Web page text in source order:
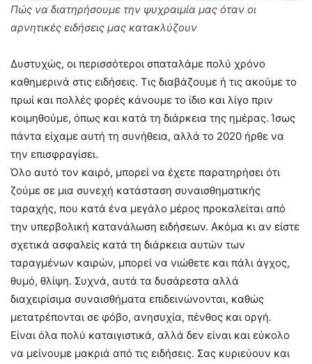
Πώς να διατηρήσουμε την ψυχραιμία μας όταν οι
αρνητικές ειδήσεις μας κατακλύζουν
Δυστυχώς, οι περισσότεροι σπαταλάμε πολύ χρόνο
καθημερινά στις ειδήσεις. Τις διαβάζουμε ή τις ακούμε το
πρωί και πολλές φορές κάνουμε το ίδιο και λίγο πριν
κοιμηθούμε, όπως και κατά τη διάρκεια της ημέρας. Ίσως
πάντα είχαμε αυτή τη συνήθεια, αλλά το 2020 ήρθε να
την επισφραγίσει.
Όλο αυτό τον καιρό, μπορεί να έχετε παρατηρήσει ότι
ζούμε σε μια συνεχή κατάσταση συναισθηματικής
ταραχής, που κατά ένα μεγάλο μέρος προκαλείται από
την υπερβολική κατανάλωση ειδήσεων. Ακόμα κι αν είστε
σχετικά ασφαλείς κατά τη διάρκεια αυτών των
ταραγμένων καιρών, μπορεί να νιώθετε και πάλι άγχος,
θυμό, θλίψη. Συχνά, αυτά τα δυσάρεστα αλλά
διαχειρίσιμα συναισθήματα επιδεινώνονται, καθώς
μετατρέπονται σε φόβο, ανησυχία, πένθος και οργή.
Είναι όλα πολύ καταιγιστικά, αλλά δεν είναι και εύκολο
να μείνουμε μακριά από τις ειδήσεις. Σας κυριεύουν και